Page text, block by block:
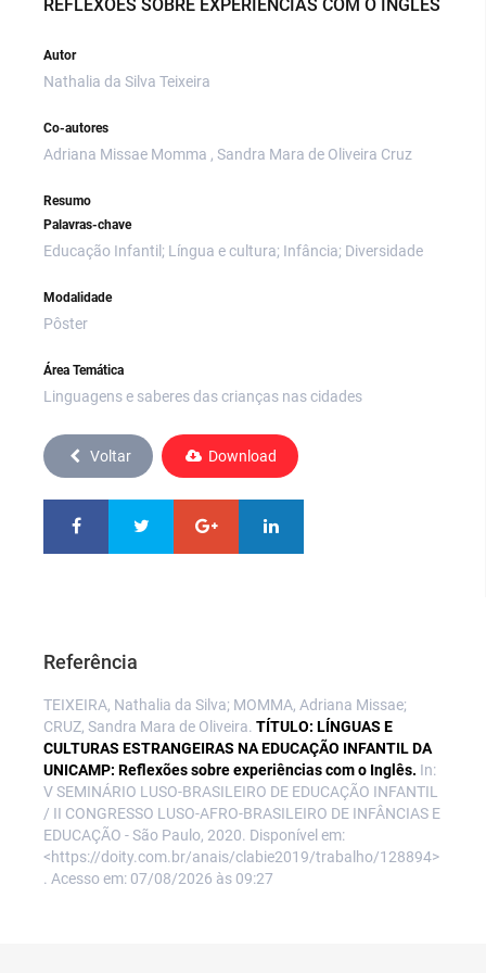
REFLEXÕES SOBRE EXPERIÊNCIAS COM O INGLÊS
Autor
Nathalia da Silva Teixeira
Co-autores
Adriana Missae Momma , Sandra Mara de Oliveira Cruz
Resumo
Palavras-chave
Educação Infantil; Língua e cultura; Infância; Diversidade
Modalidade
Pôster
Área Temática
Linguagens e saberes das crianças nas cidades
Voltar Download
Referência
TEIXEIRA, Nathalia da Silva; MOMMA, Adriana Missae;
CRUZ, Sandra Mara de Oliveira. TÍTULO: LÍNGUAS E
CULTURAS ESTRANGEIRAS NA EDUCAÇÃO INFANTIL DA
UNICAMP: Reflexões sobre experiências com o Inglês. In:
V SEMINÁRIO LUSO-BRASILEIRO DE EDUCAÇÃO INFANTIL
/ II CONGRESSO LUSO-AFRO-BRASILEIRO DE INFÂNCIAS E
EDUCAÇÃO - São Paulo, 2020. Disponível em:
<https://doity.com.br/anais/clabie2019/trabalho/128894>
. Acesso em: 07/08/2026 às 09:27